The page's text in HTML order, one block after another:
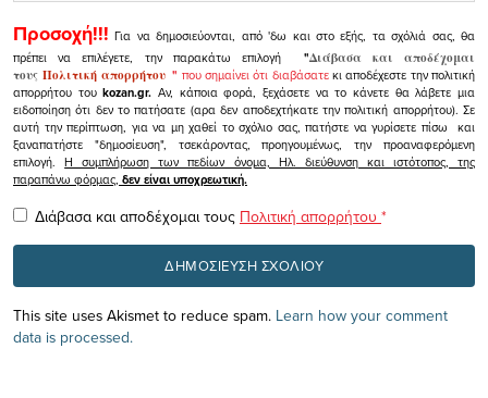
Προσοχή!!! Για να δημοσιεύονται, από 'δω και στο εξής, τα σχόλιά σας, θα
πρέπει να επιλέγετε, την παρακάτω επιλογή
"Διάβασα και αποδέχομαι
τουςΠολιτική απορρήτου" που σημαίνει ότι διαβάσατεκι αποδέχεστε την πολιτική
απορρήτου τουkozan.gr. Αν, κάποια φορά, ξεχάσετε να το κάνετε θα λάβετε μια
ειδοποίηση ότι δεν το πατήσατε (αρα δεν αποδεχτήκατε την πολιτική απορρήτου). Σε
αυτή την περίπτωση, για να μη χαθεί το σχόλιο σας, πατήστε να γυρίσετε πίσω και
ξαναπατήστε "δημοσίευση", τσεκάροντας, προηγουμένως, την προαναφερόμενη
επιλογή.Η συμπλήρωση των πεδίων όνομα, Ηλ. διεύθυνση και ιστότοπος, της
παραπάνω φόρμας, δεν είναι υποχρεωτική.
Διάβασα και αποδέχομαι τους Πολιτική απορρήτου *
This site uses Akismet to reduce spam. Learn how your comment
data is processed.